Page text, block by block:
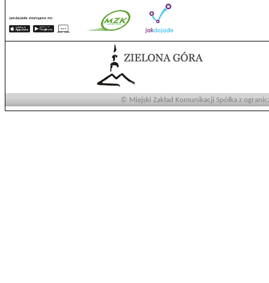
© Miejski Zakład Komunikacji Spółka z